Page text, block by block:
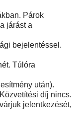
Párok
járást a
bejelentéssel.
Túlóra
után).
díj nincs.
jelentkezését,